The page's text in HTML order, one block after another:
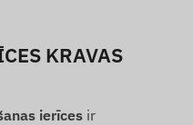
KRAVAS
ierīces ir